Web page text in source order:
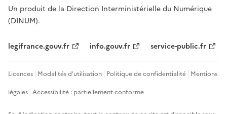
Un produit de la Direction Interministérielle du Numérique
(DINUM).
legifrance.gouv.fr info.gouv.fr service-public.fr
Licences Modalités d'utilisation Politique de confidentialité Mentions
légales Accessibilité : partiellement conforme